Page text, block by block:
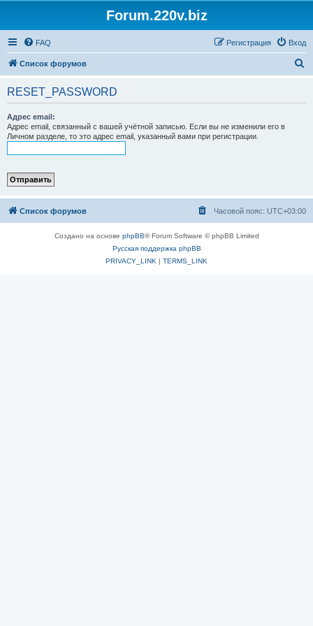
Forum.220v.biz
FAQ Вход
Регистрация
Список форумов
RESET_PASSWORD
Адрес email:
Адрес email, связанный с вашей учётной записью. Если вы не изменили его в
Личном разделе, то это адрес email, указанный вами при регистрации.
Список форумов Часовой пояс: UTC+03:00
Создано на основе phpBB® Forum Software © phpBB Limited
Русская поддержка phpBB
PRIVACY_LINK | TERMS_LINK